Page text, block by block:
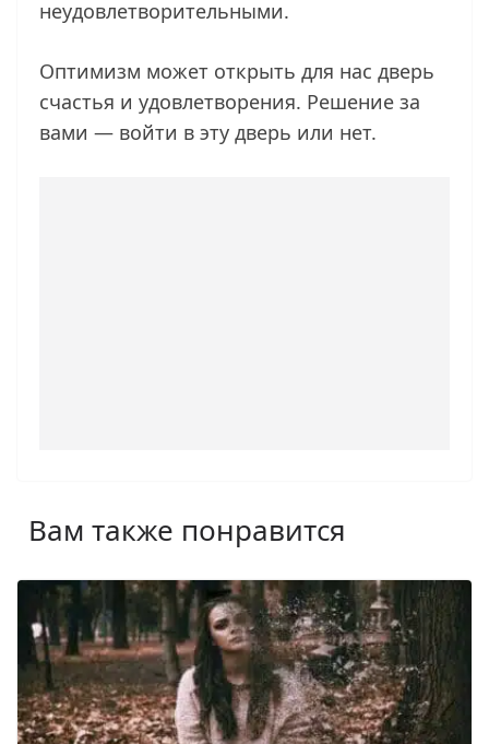
неудовлетворительными.
Оптимизм может открыть для нас дверь
счастья и удовлетворения. Решение за
вами — войти в эту дверь или нет.
Вам также понравится